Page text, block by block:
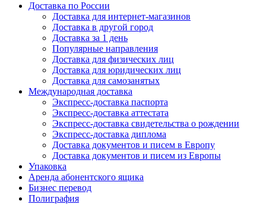
Доставка по России
Доставка для интернет-магазинов
Доставка в другой город
Доставка за 1 день
Популярные направления
Доставка для физических лиц
Доставка для юридических лиц
Доставка для самозанятых
Международная доставка
Экспресс-доставка паспорта
Экспресс-доставка аттестата
Экспресс-доставка свидетельства о рождении
Экспресс-доставка диплома
Доставка документов и писем в Европу
Доставка документов и писем из Европы
Упаковка
Аренда абонентского ящика
Бизнес перевод
Полиграфия